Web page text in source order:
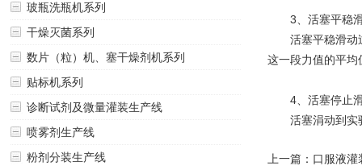
3、活塞平稳
活塞平稳滑动过
这一段力值的平均
4、活塞停止
活塞涓动到实验
上一篇： 口服液灌
玻瓶洗瓶机系列
干燥灭菌系列
数片（粒）机、塞干燥剂机系列
贴标机系列
诊断试剂及微量灌装生产线
喷雾剂生产线
粉剂分装生产线